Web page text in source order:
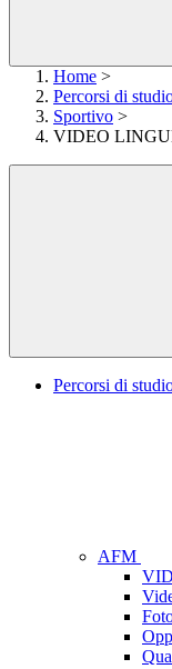
Home >
Percorsi di
Sportivo >
VIDEO
Percorsi di
AFM